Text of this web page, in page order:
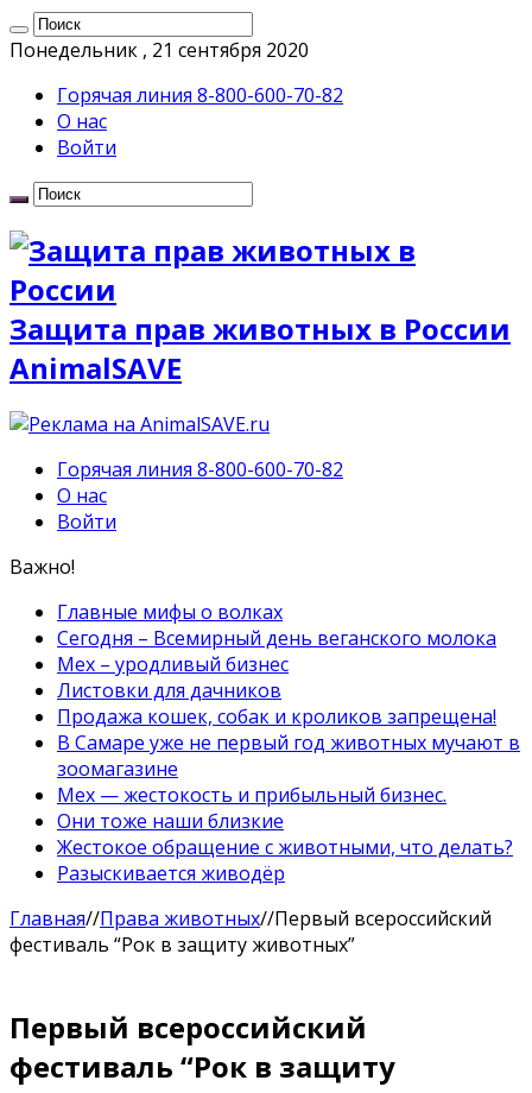
Понедельник , 21 сентября 2020
Горячая линия 8-800-600-70-82
О нас
Войти
Защита прав животных в России
AnimalSAVE
Горячая линия 8-800-600-70-82
О нас
Войти
Важно!
Главные мифы о волках
Сегодня – Всемирный день веганского молока
Мех – уродливый бизнес
Листовки для дачников
Продажа кошек, собак и кроликов запрещена!
В Самаре уже не первый год животных мучают в
зоомагазине
Мех — жестокость и прибыльный бизнес.
Они тоже наши близкие
Жестокое обращение с животными, что делать?
Разыскивается живодёр
Главная//Права животных//Первый всероссийский
фестиваль “Рок в защиту животных”
Первый всероссийский
фестиваль “Рок в защиту